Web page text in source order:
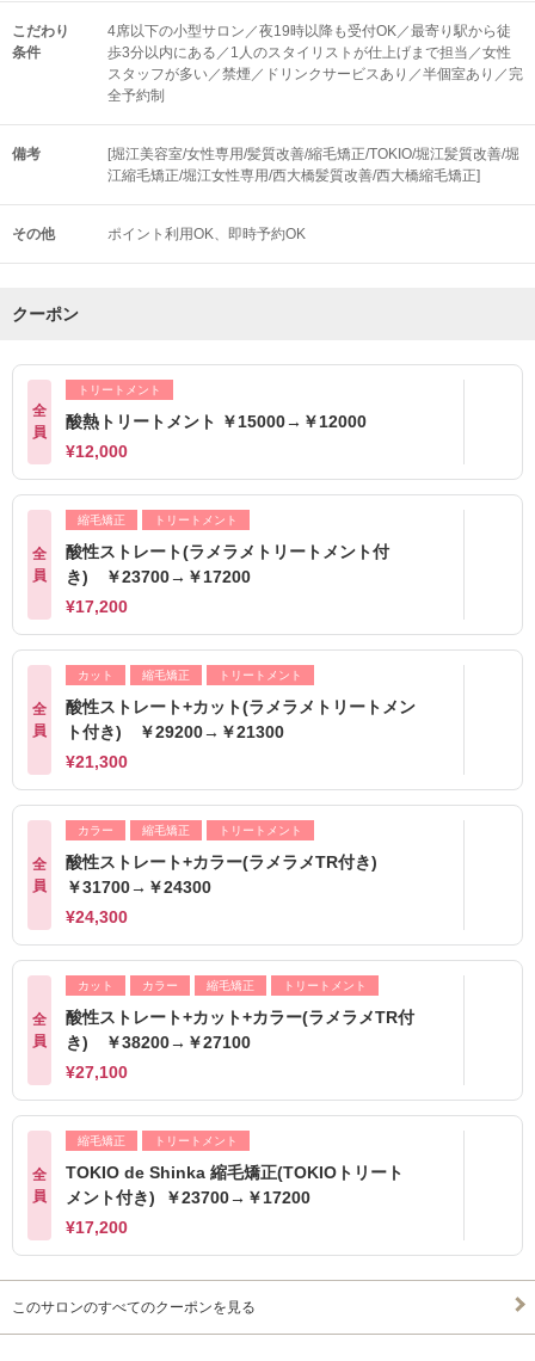
こだわり
条件
4席以下の小型サロン／夜19時以降も受付OK／最寄り駅から徒
歩3分以内にある／1人のスタイリストが仕上げまで担当／女性
スタッフが多い／禁煙／ドリンクサービスあり／半個室あり／完
全予約制
備考
[堀江美容室/女性専用/髪質改善/縮毛矯正/TOKIO/堀江髪質改善/堀
江縮毛矯正/堀江女性専用/西大橋髪質改善/西大橋縮毛矯正]
その他 ポイント利用OK 即時予約OK
クーポン
全
員
トリートメント
酸熱トリートメント ￥15000→￥12000
¥12,000
全
員
縮毛矯正 トリートメント
酸性ストレート(ラメラメトリートメント付
き) ￥23700→￥17200
¥17,200
全
員
カット 縮毛矯正 トリートメント
酸性ストレート+カット(ラメラメトリートメン
ト付き) ￥29200→￥21300
¥21,300
全
員
カラー 縮毛矯正 トリートメント
酸性ストレート+カラー(ラメラメTR付き)
￥31700→￥24300
¥24,300
全
員
カット カラー 縮毛矯正 トリートメント
酸性ストレート+カット+カラー(ラメラメTR付
き) ￥38200→￥27100
¥27,100
全
員
縮毛矯正 トリートメント
TOKIO de Shinka 縮毛矯正(TOKIOトリート
メント付き) ￥23700→￥17200
¥17,200
このサロンのすべてのクーポンを見る